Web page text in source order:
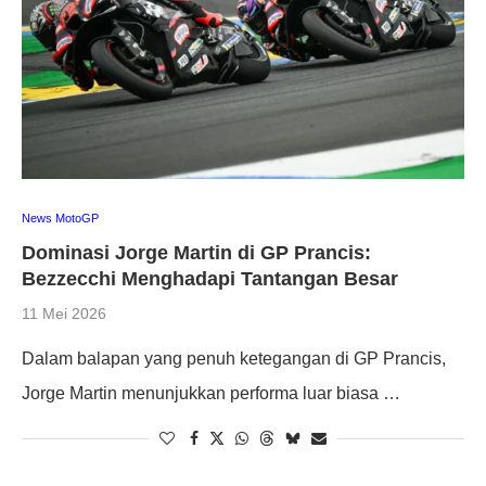
News MotoGP
Dominasi Jorge Martin di GP Prancis:
Bezzecchi Menghadapi Tantangan Besar
11 Mei 2026
Dalam balapan yang penuh ketegangan di GP Prancis,
Jorge Martin menunjukkan performa luar biasa …